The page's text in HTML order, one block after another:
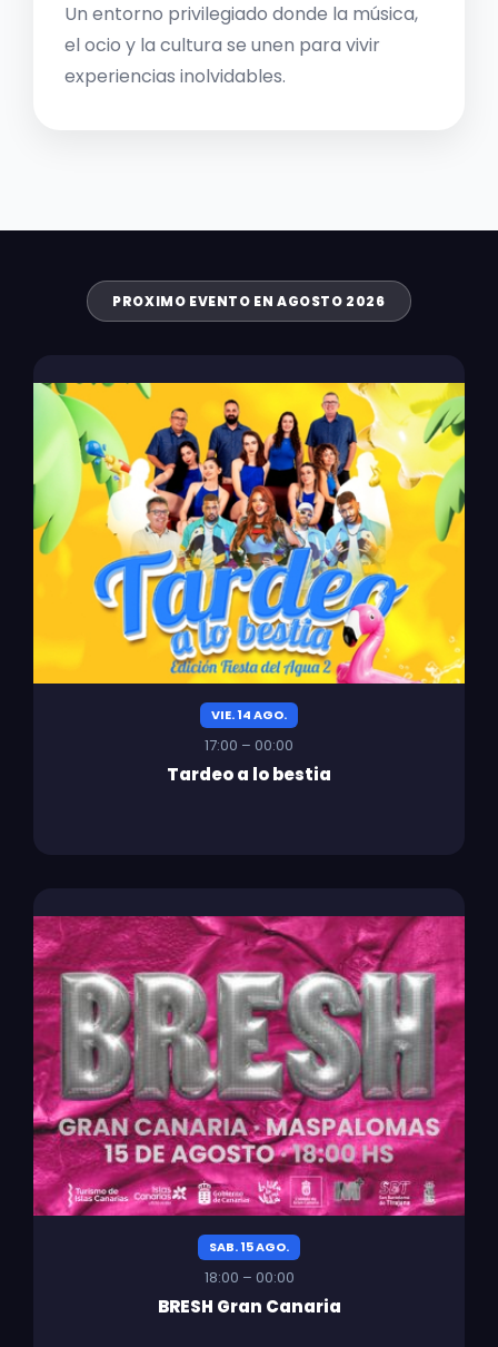
Un entorno privilegiado donde la música,
el ocio y la cultura se unen para vivir
experiencias inolvidables.
PROXIMO EVENTO EN AGOSTO 2026
VIE. 14 AGO.
17:00 – 00:00
Tardeo a lo bestia
SAB. 15 AGO.
18:00 – 00:00
BRESH Gran Canaria